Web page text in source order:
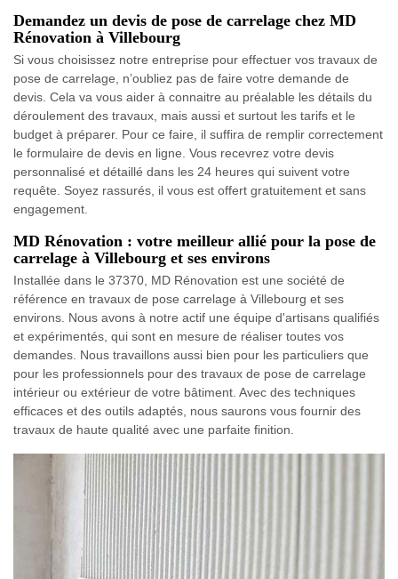
Demandez un devis de pose de carrelage chez MD
Rénovation à Villebourg
Si vous choisissez notre entreprise pour effectuer vos travaux de
pose de carrelage, n’oubliez pas de faire votre demande de
devis. Cela va vous aider à connaitre au préalable les détails du
déroulement des travaux, mais aussi et surtout les tarifs et le
budget à préparer. Pour ce faire, il suffira de remplir correctement
le formulaire de devis en ligne. Vous recevrez votre devis
personnalisé et détaillé dans les 24 heures qui suivent votre
requête. Soyez rassurés, il vous est offert gratuitement et sans
engagement.
MD Rénovation : votre meilleur allié pour la pose de
carrelage à Villebourg et ses environs
Installée dans le 37370, MD Rénovation est une société de
référence en travaux de pose carrelage à Villebourg et ses
environs. Nous avons à notre actif une équipe d'artisans qualifiés
et expérimentés, qui sont en mesure de réaliser toutes vos
demandes. Nous travaillons aussi bien pour les particuliers que
pour les professionnels pour des travaux de pose de carrelage
intérieur ou extérieur de votre bâtiment. Avec des techniques
efficaces et des outils adaptés, nous saurons vous fournir des
travaux de haute qualité avec une parfaite finition.